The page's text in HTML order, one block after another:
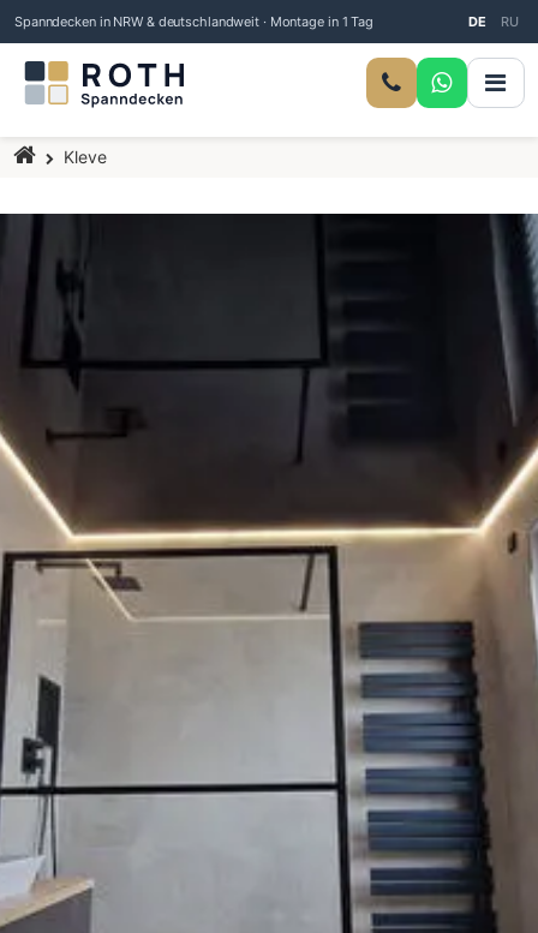
Spanndecken in NRW & deutschlandweit · Montage in 1 Tag DE RU
Startseite
Kleve